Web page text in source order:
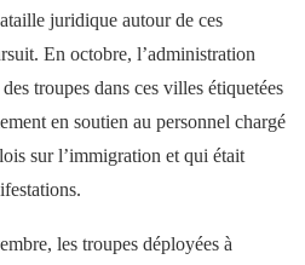
juridique autour de ces
En octobre, l’administration
troupes dans ces villes étiquetées
en soutien au personnel chargé
sur l’immigration et qui était
les troupes déployées à